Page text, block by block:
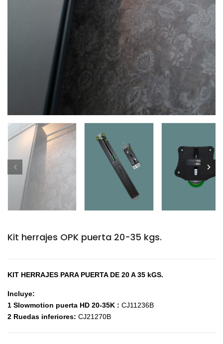
Kit herrajes OPK puerta 20-35 kgs.
KIT HERRAJES PARA PUERTA DE 20 A 35 kGS.
Incluye:
1 Slowmotion puerta HD 20-35K : CJ11236B
2 Ruedas inferiores: CJ21270B